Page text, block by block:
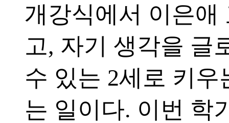
개강식에서 이은애
고, 자기 생각을 글
수 있는 2세로 키
는 일이다. 이번 학